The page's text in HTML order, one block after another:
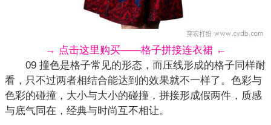
→ 点击这里购买——格子拼接连衣裙 ←
09 撞色是格子常见的形态，而压线形成的格子同样耐
看，只不过两者相结合能达到的效果就不一样了。色彩与
色彩的碰撞，大小与大小的碰撞，拼接形成假两件 ，质感
与底气同在，经典与时尚互不相让。